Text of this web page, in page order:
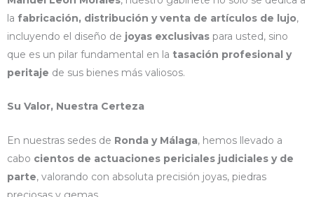
la fabricación, distribución y venta de artículos de lujo,
incluyendo el diseño de joyas exclusivas para usted, sino
que es un pilar fundamental en la tasación profesional y
peritaje de sus bienes más valiosos.
Su Valor, Nuestra Certeza
En nuestras sedes de Ronda y Málaga, hemos llevado a
cabo cientos de actuaciones periciales judiciales y de
parte, valorando con absoluta precisión joyas, piedras